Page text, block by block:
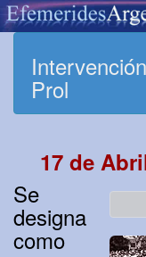
Prol
17 de
Se
designa
como